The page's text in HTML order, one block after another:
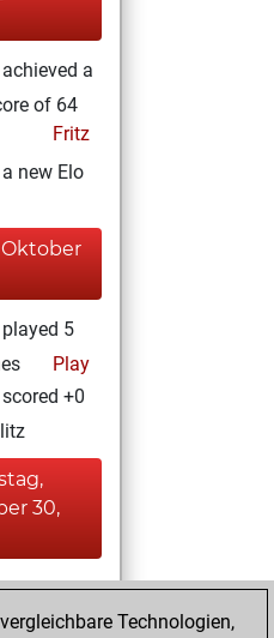
a
of 64
Fritz
new Elo
5
Play
+0
30,
26
Play
Technologien,